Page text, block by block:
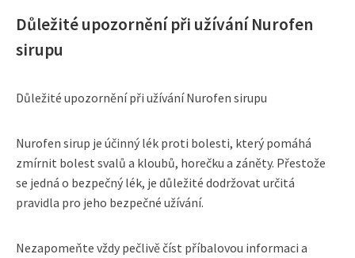
Důležité upozornění při užívání Nurofen
sirupu
Důležité upozornění při užívání Nurofen sirupu
Nurofen sirup je účinný lék proti bolesti, který pomáhá
zmírnit bolest svalů a kloubů, horečku a záněty. Přestože
se jedná o bezpečný lék, je důležité dodržovat určitá
pravidla pro jeho bezpečné užívání.
Nezapomeňte vždy pečlivě číst příbalovou informaci a